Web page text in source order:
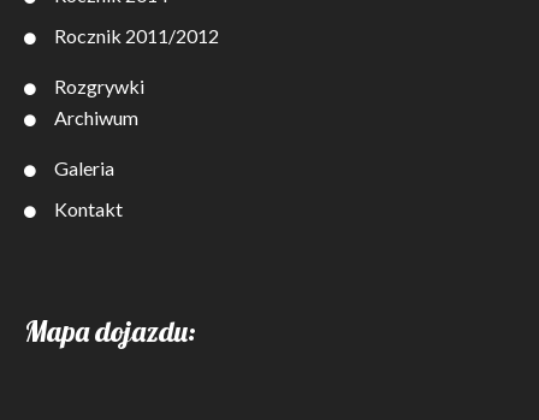
Rocznik 2011/2012
Rozgrywki
Archiwum
Galeria
Kontakt
Mapa dojazdu: